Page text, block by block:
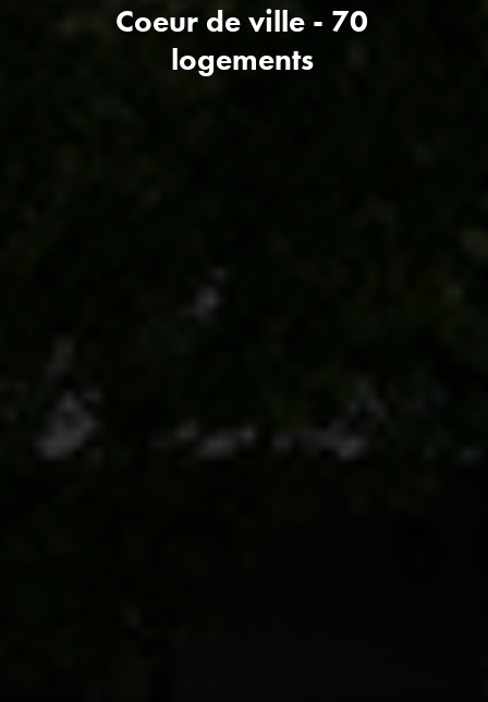
Coeur de ville - 70
logements